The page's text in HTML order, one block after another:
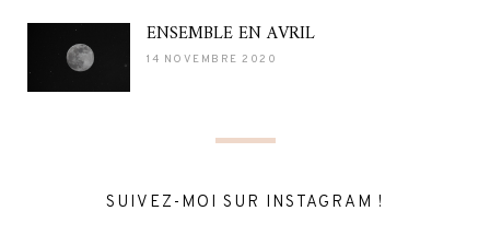
ENSEMBLE EN AVRIL
14 NOVEMBRE 2020
SUIVEZ-MOI SUR INSTAGRAM !